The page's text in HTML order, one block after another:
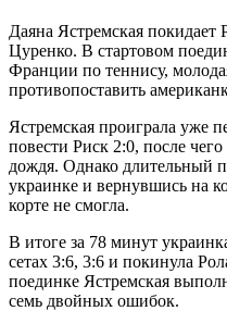
Даяна Ястремская покидает
Цуренко. В стартовом
Франции по теннису,
противопоставить
Ястремская проиграла уже
повести Риск 2:0, после
дождя. Однако длительный
украинке и вернувшись на
корте не смогла.
В итоге за 78 минут
сетах 3:6, 3:6 и покинула
поединке Ястремская
семь двойных ошибок.